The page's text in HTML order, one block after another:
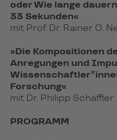
oder Wie lange
33 Sekunden«
mit Prof. Dr. Rainer O.
»Die Kompositionen
Anregungen und
Forschung«
mit Dr. Philipp Schäffler
PROGRAMM